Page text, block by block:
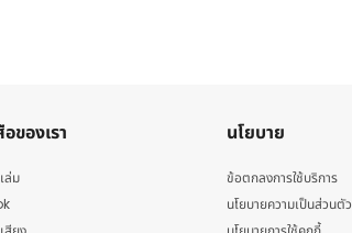
ของเรา
ล่ม
นโยบาย
ข้อตกลงการใช้บริการ
นโยบายความเป็นส่วนตัว